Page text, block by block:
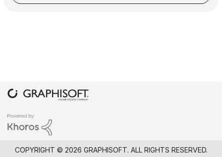
COPYRIGHT © 2026 GRAPHISOFT. ALL RIGHTS RESERVED.